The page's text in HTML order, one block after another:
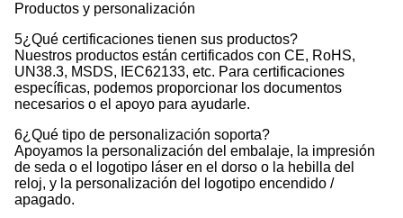
Productos y personalización
5¿Qué certificaciones tienen sus productos?
Nuestros productos están certificados con CE, RoHS,
UN38.3, MSDS, IEC62133, etc. Para certificaciones
específicas, podemos proporcionar los documentos
necesarios o el apoyo para ayudarle.
6¿Qué tipo de personalización soporta?
Apoyamos la personalización del embalaje, la impresión
de seda o el logotipo láser en el dorso o la hebilla del
reloj, y la personalización del logotipo encendido /
apagado.